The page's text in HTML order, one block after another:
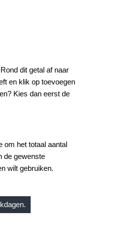
dit getal af naar
en klik op toevoegen
Kies dan eerst de
om het totaal aantal
de gewenste
wilt gebruiken.